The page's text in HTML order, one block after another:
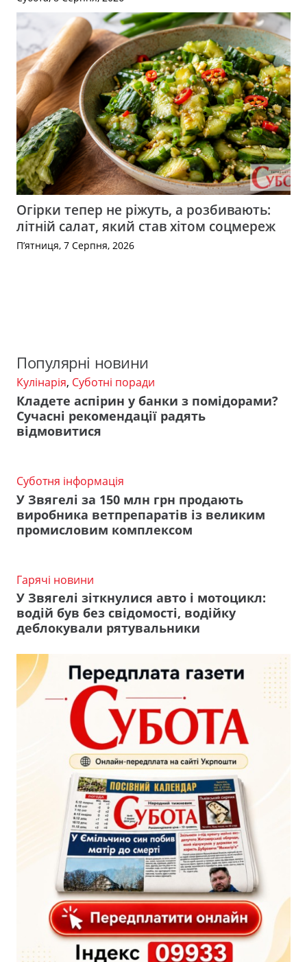
Огірки тепер не ріжуть, а розбивають:
літній салат, який став хітом соцмереж
П’ятниця, 7 Серпня, 2026
Популярні новини
Кулінарія, Суботні поради
Кладете аспірин у банки з помідорами?
Сучасні рекомендації радять
відмовитися
Суботня інформація
У Звягелі за 150 млн грн продають
виробника ветпрепаратів із великим
промисловим комплексом
Гарячі новини
У Звягелі зіткнулися авто і мотоцикл:
водій був без свідомості, водійку
деблокували рятувальники